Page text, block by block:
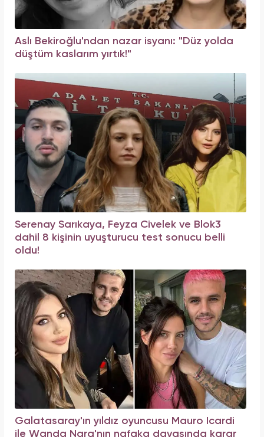
Aslı Bekiroğlu'ndan nazar isyanı: "Düz yolda
düştüm kaslarım yırtık!"
Serenay Sarıkaya, Feyza Civelek ve Blok3
dahil 8 kişinin uyuşturucu test sonucu belli
oldu!
Galatasaray'ın yıldız oyuncusu Mauro Icardi
ile Wanda Nara'nın nafaka davasında karar